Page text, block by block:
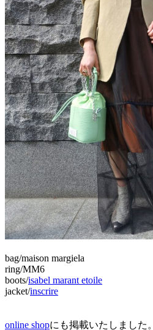
bag/maison margiela
ring/MM6
boots/isabel marant etoile
jacket/inscrire
online shopにも掲載いたしました。